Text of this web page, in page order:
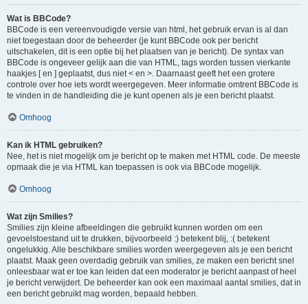
Wat is BBCode?
BBCode is een vereenvoudigde versie van html, het gebruik ervan is al dan
niet toegestaan door de beheerder (je kunt BBCode ook per bericht
uitschakelen, dit is een optie bij het plaatsen van je bericht). De syntax van
BBCode is ongeveer gelijk aan die van HTML, tags worden tussen vierkante
haakjes [ en ] geplaatst, dus niet < en >. Daarnaast geeft het een grotere
controle over hoe iets wordt weergegeven. Meer informatie omtrent BBCode is
te vinden in de handleiding die je kunt openen als je een bericht plaatst.
Omhoog
Kan ik HTML gebruiken?
Nee, het is niet mogelijk om je bericht op te maken met HTML code. De meeste
opmaak die je via HTML kan toepassen is ook via BBCode mogelijk.
Omhoog
Wat zijn Smilies?
Smilies zijn kleine afbeeldingen die gebruikt kunnen worden om een
gevoelstoestand uit te drukken, bijvoorbeeld :) betekent blij, :( betekent
ongelukkig. Alle beschikbare smilies worden weergegeven als je een bericht
plaatst. Maak geen overdadig gebruik van smilies, ze maken een bericht snel
onleesbaar wat er toe kan leiden dat een moderator je bericht aanpast of heel
je bericht verwijdert. De beheerder kan ook een maximaal aantal smilies, dat in
een bericht gebruikt mag worden, bepaald hebben.